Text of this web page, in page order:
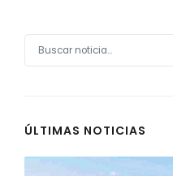
ÚLTIMAS NOTICIAS